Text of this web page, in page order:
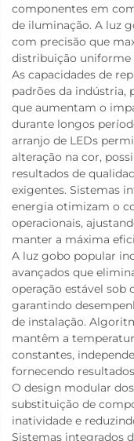
componentes em
de iluminação. A luz
com precisão que
distribuição uniforme
As capacidades de
padrões da indústria,
que aumentam o
durante longos
arranjo de LEDs
alteração na cor,
resultados de
exigentes. Sistemas
energia otimizam o
operacionais,
manter a máxima
A luz gobo popular
avançados que
operação estável sob
garantindo
de instalação.
mantêm a
constantes,
fornecendo
O design modular
substituição de
inatividade e
Sistemas integrados